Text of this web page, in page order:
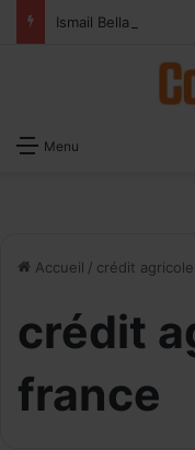
Menu
Accueil / crédit
crédit
france